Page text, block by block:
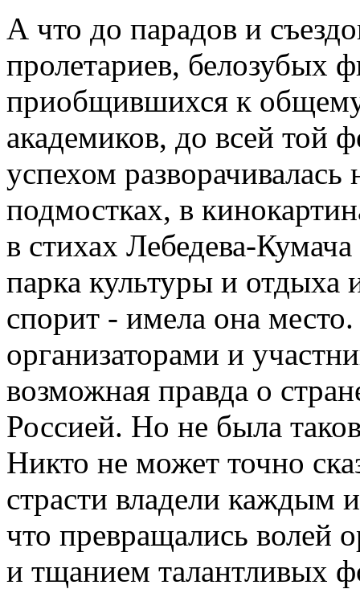
А что до парадов и
пролетариев, белозубых
приобщившихся к
академиков, до всей той
успехом
подмостках, в
в стихах Лебедева-
парка культуры и отдыха
спорит - имела она
организаторами и
возможная правда о
Россией. Но не была
Никто не может точно
страсти владели каждым
что превращались волей
и тщанием талантливых